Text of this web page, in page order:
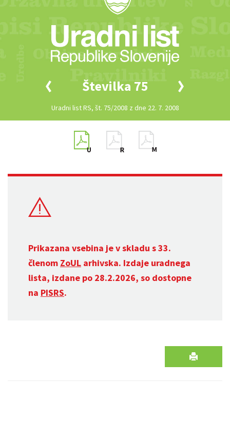
Številka 75
Uradni list RS, št. 75/2008 z dne 22. 7. 2008
Prikazana vsebina je v skladu s 33.
členom ZoUL arhivska. Izdaje uradnega
lista, izdane po 28.2.2026, so dostopne
na PISRS.